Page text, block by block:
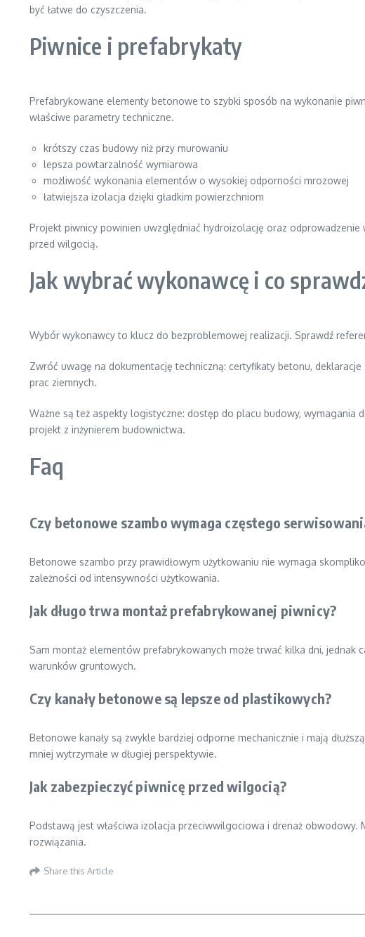
być łatwe do czyszczenia.
Piwnice i prefabrykaty
Prefabrykowane elementy betonowe to szybki sposób na wykonanie
właściwe parametry techniczne.
krótszy czas budowy niż przy murowaniu
lepsza powtarzalność wymiarowa
możliwość wykonania elementów o wysokiej odporności mrozowej
łatwiejsza izolacja dzięki gładkim powierzchniom
Projekt piwnicy powinien uwzględniać hydroizolację oraz
przed wilgocią.
Jak wybrać wykonawcę i co
Wybór wykonawcy to klucz do bezproblemowej realizacji. Sprawdź
Zwróć uwagę na dokumentację techniczną: certyfikaty betonu,
prac ziemnych.
Ważne są też aspekty logistyczne: dostęp do placu budowy,
projekt z inżynierem budownictwa.
Faq
Czy betonowe szambo wymaga częstego
Betonowe szambo przy prawidłowym użytkowaniu nie wymaga
zależności od intensywności użytkowania.
Jak długo trwa montaż prefabrykowanej piwnicy?
Sam montaż elementów prefabrykowanych może trwać kilka dni, jednak
warunków gruntowych.
Czy kanały betonowe są lepsze od plastikowych?
Betonowe kanały są zwykle bardziej odporne mechanicznie i mają
mniej wytrzymałe w długiej perspektywie.
Jak zabezpieczyć piwnicę przed wilgocią?
Podstawą jest właściwa izolacja przeciwwilgociowa i drenaż
rozwiązania.
Share this Article